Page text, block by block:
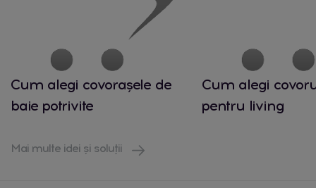
Cum alegi covorașele de
baie potrivite
Cum alegi
pentru living
Mai multe idei și soluții